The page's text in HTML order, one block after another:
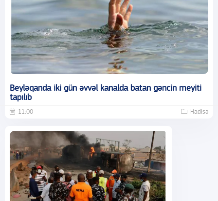
Beyləqanda iki gün əvvəl kanalda batan gəncin meyiti
tapılıb
11:00 Hadisə